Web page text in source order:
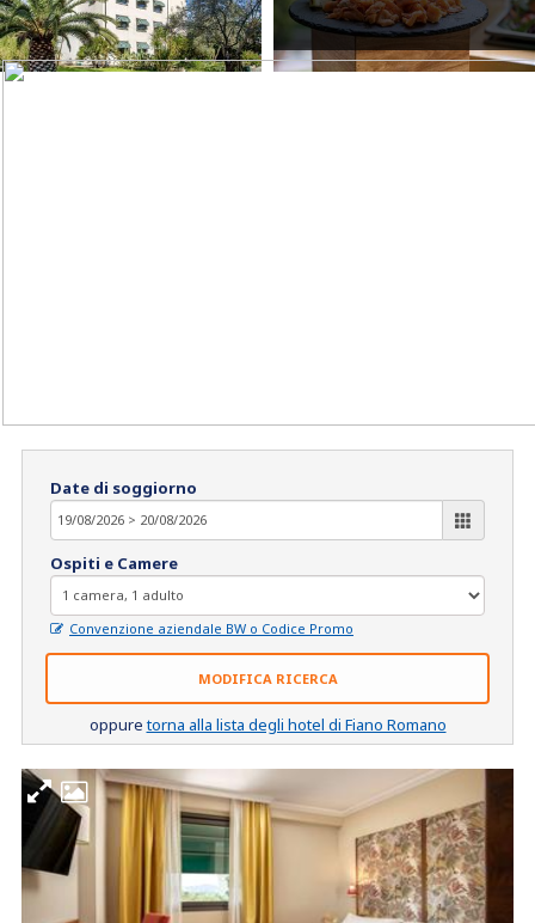
Date di soggiorno
Ospiti e Camere
Convenzione aziendale BW o Codice Promo
MODIFICA RICERCA
oppuretorna alla lista degli hotel di Fiano Romano